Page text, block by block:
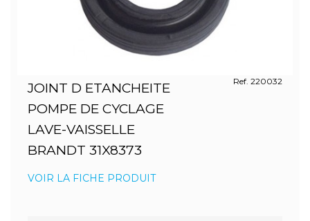
JOINT D ETANCHEITE
POMPE DE CYCLAGE
LAVE-VAISSELLE
BRANDT 31X8373
Ref. 220032
VOIR LA FICHE PRODUIT